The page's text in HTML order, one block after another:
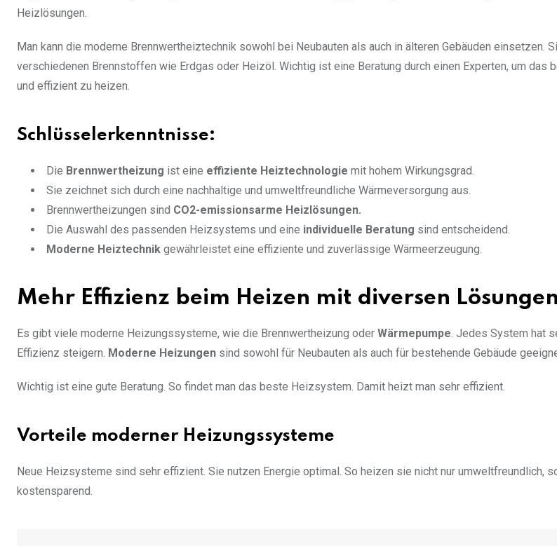
Heizlösungen.
Man kann die moderne Brennwertheiztechnik sowohl bei Neubauten als auch in älteren Gebäuden einsetzen.
verschiedenen Brennstoffen wie Erdgas oder Heizöl. Wichtig ist eine Beratung durch einen Experten, um das
und effizient zu heizen.
Schlüsselerkenntnisse:
Die Brennwertheizung ist eine effiziente Heiztechnologie mit hohem Wirkungsgrad.
Sie zeichnet sich durch eine nachhaltige und umweltfreundliche Wärmeversorgung aus.
Brennwertheizungen sind CO2-emissionsarme Heizlösungen.
Die Auswahl des passenden Heizsystems und eine individuelle Beratung sind entscheidend.
Moderne Heiztechnik gewährleistet eine effiziente und zuverlässige Wärmeerzeugung.
Mehr Effizienz beim Heizen mit diversen Lösungen
Es gibt viele moderne Heizungssysteme, wie die Brennwertheizung oder Wärmepumpe. Jedes System hat
Effizienz steigern. Moderne Heizungen sind sowohl für Neubauten als auch für bestehende Gebäude
Wichtig ist eine gute Beratung. So findet man das beste Heizsystem. Damit heizt man sehr effizient.
Vorteile moderner Heizungssysteme
Neue Heizsysteme sind sehr effizient. Sie nutzen Energie optimal. So heizen sie nicht nur umweltfreundlich,
kostensparend.